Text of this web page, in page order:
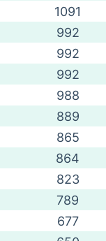
1091
992
992
992
988
889
865
864
823
789
677